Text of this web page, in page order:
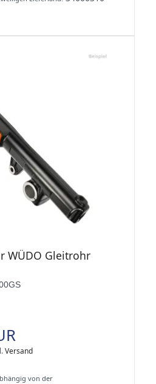
WÜDO Gleitrohr
Versand
von der